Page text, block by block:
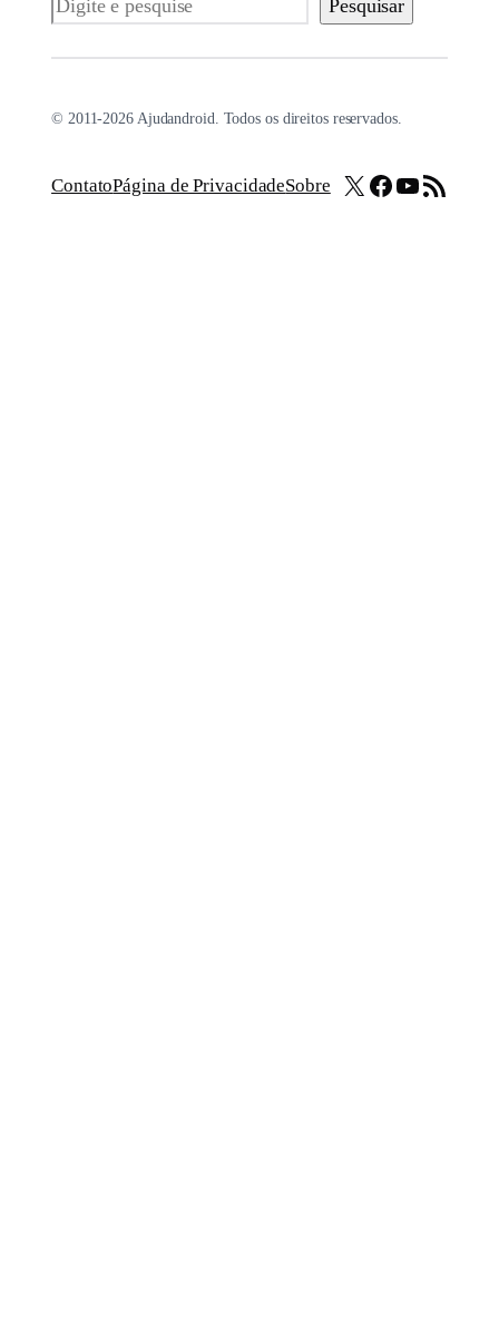
Pesquisar
© 2011-2026 Ajudandroid. Todos os direitos reservados.
ContatoPágina de PrivacidadeSobre X Facebook
Youtube
Feed RSS